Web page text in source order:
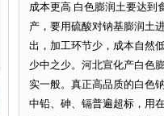
成本更高 白色膨润土要达到
产，要用硫酸对钠基膨润土
出，加工环节少，成本自然
少中之少。河北宣化产白色
实一般。真正高品质的白色
中铅、砷、镉普遍超标，用